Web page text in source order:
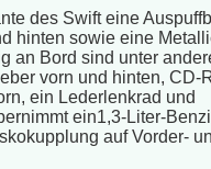
des Swift eine
hinten sowie eine
an Bord sind unter
vorn und hinten, CD-
ein Lederlenkrad und
ein1,3-Liter-
auf Vorder-